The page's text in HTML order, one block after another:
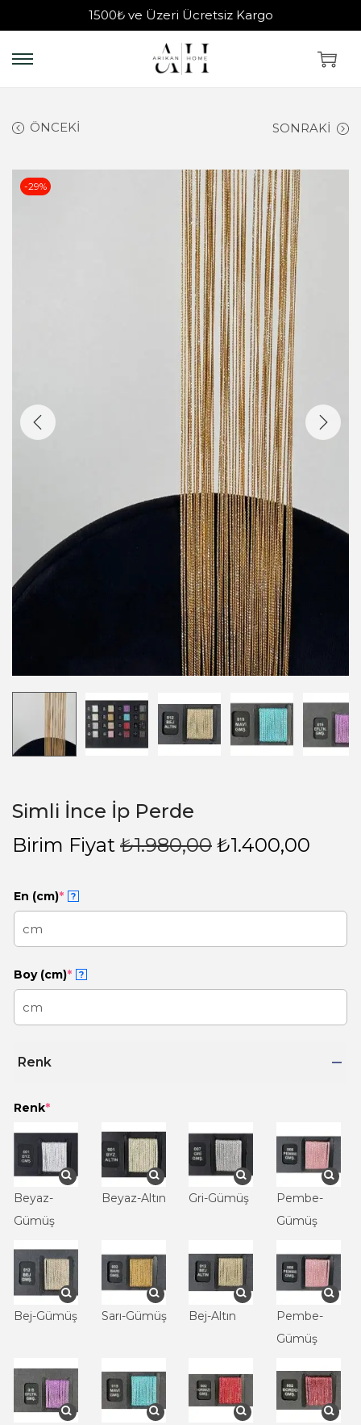
1500₺ ve Üzeri Ücretsiz Kargo
ÖNCEKI SONRAKI
-29%
Simli İnce İp Perde
Birim Fiyat ₺1.980,00 ₺1.400,00
En (cm)* ?
Boy (cm)* ?
Renk
Renk*
Beyaz-
Gümüş
Beyaz-Altın Gri-Gümüş
Pembe-
Gümüş
Bej-Gümüş Sarı-Gümüş Bej-Altın
Pembe-
Gümüş